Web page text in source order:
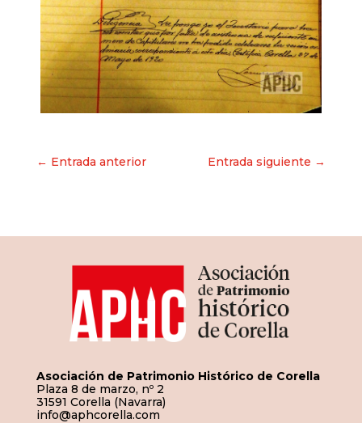
Navegación
← Entrada anterior Entrada siguiente →
Asociación de Patrimonio Histórico de Corella
Plaza 8 de marzo, nº 2
31591 Corella (Navarra)
info@aphcorella.com